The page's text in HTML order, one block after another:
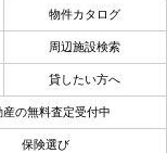
物件カタログ
周辺施設検索
貸したい方へ
産の無料査定受付中
保険選び